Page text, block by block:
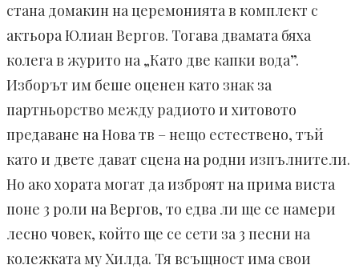
стана домакин на церемонията в комплект с
актьора Юлиан Вергов. Тогава двамата бяха
колега в журито на „Като две капки вода”.
Изборът им беше оценен като знак за
партньорство между радиото и хитовото
предаване на Нова тв – нещо естествено, тъй
като и двете дават сцена на родни изпълнители.
Но ако хората могат да изброят на прима виста
поне 3 роли на Вергов, то едва ли ще се намери
лесно човек, който ще се сети за 3 песни на
колежката му Хилда. Тя всъщност има свои